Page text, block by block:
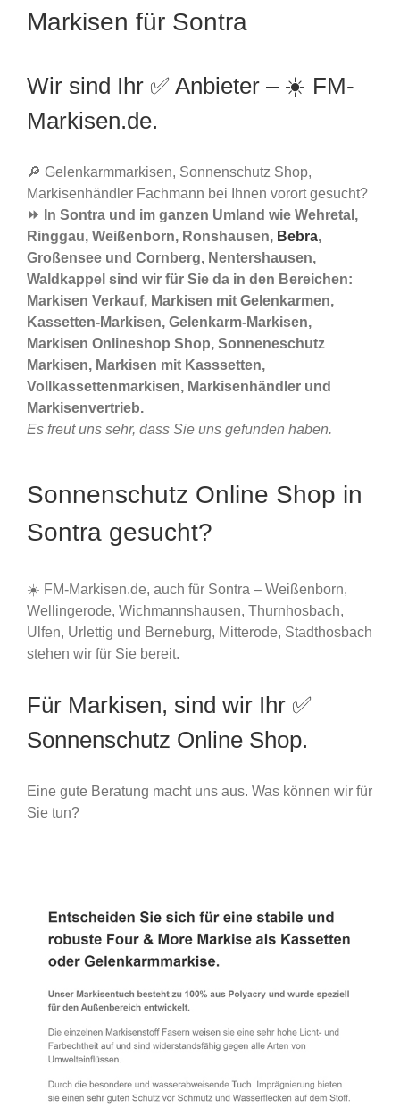
Markisen für Sontra
Wir sind Ihr ✅ Anbieter – ☀️ FM-
Markisen.de.
🔎 Gelenkarmmarkisen, Sonnenschutz Shop,
Markisenhändler Fachmann bei Ihnen vorort gesucht?
⏩ In Sontra und im ganzen Umland wie Wehretal,
Ringgau, Weißenborn, Ronshausen, Bebra,
Großensee und Cornberg, Nentershausen,
Waldkappel sind wir für Sie da in den Bereichen:
Markisen Verkauf, Markisen mit Gelenkarmen,
Kassetten-Markisen, Gelenkarm-Markisen,
Markisen Onlineshop Shop, Sonneneschutz
Markisen, Markisen mit Kasssetten,
Vollkassettenmarkisen, Markisenhändler und
Markisenvertrieb.
Es freut uns sehr, dass Sie uns gefunden haben.
Sonnenschutz Online Shop in
Sontra gesucht?
☀️ FM-Markisen.de, auch für Sontra – Weißenborn,
Wellingerode, Wichmannshausen, Thurnhosbach,
Ulfen, Urlettig und Berneburg, Mitterode, Stadthosbach
stehen wir für Sie bereit.
Für Markisen, sind wir Ihr ✅
Sonnenschutz Online Shop.
Eine gute Beratung macht uns aus. Was können wir für
Sie tun?